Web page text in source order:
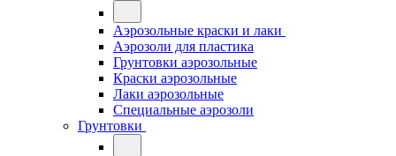
Аэрозольные краски и лаки
Аэрозоли для пластика
Грунтовки аэрозольные
Краски аэрозольные
Лаки аэрозольные
Специальные аэрозоли
Грунтовки